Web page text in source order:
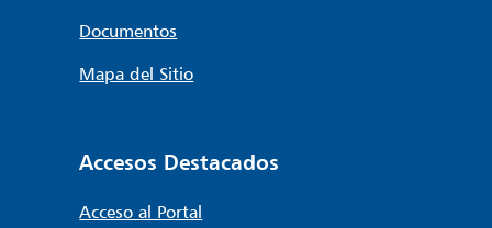
Documentos
Mapa del Sitio
Accesos Destacados
Acceso al Portal